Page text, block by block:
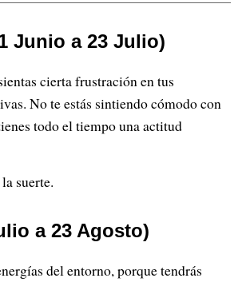
Junio a 23 Julio)
cierta frustración en tus
No te estás sintiendo cómodo con
todo el tiempo una actitud
suerte.
a 23 Agosto)
del entorno, porque tendrás